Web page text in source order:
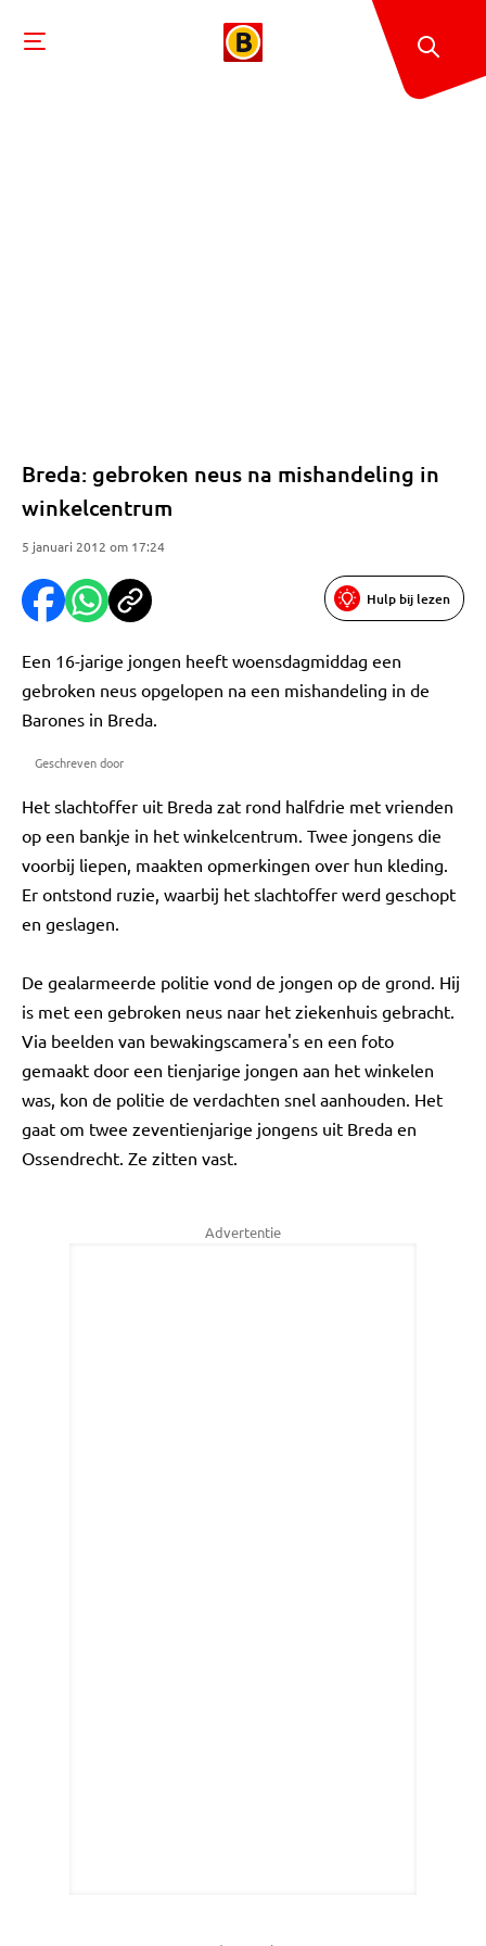
Breda: gebroken neus na mishandeling in
winkelcentrum
5 januari 2012 om 17:24
Hulp bij lezen
Een 16-jarige jongen heeft woensdagmiddag een
gebroken neus opgelopen na een mishandeling in de
Barones in Breda.
Geschreven door
Het slachtoffer uit Breda zat rond halfdrie met vrienden
op een bankje in het winkelcentrum. Twee jongens die
voorbij liepen, maakten opmerkingen over hun kleding.
Er ontstond ruzie, waarbij het slachtoffer werd geschopt
en geslagen.
De gealarmeerde politie vond de jongen op de grond. Hij
is met een gebroken neus naar het ziekenhuis gebracht.
Via beelden van bewakingscamera's en een foto
gemaakt door een tienjarige jongen aan het winkelen
was, kon de politie de verdachten snel aanhouden. Het
gaat om twee zeventienjarige jongens uit Breda en
Ossendrecht. Ze zitten vast.
Advertentie